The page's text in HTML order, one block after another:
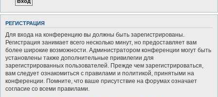
РЕГИСТРАЦИЯ
Для входа на конференцию вы должны быть зарегистрированы.
Регистрация занимает всего несколько минут, но предоставляет вам
более широкие возможности. Администратором конференции могут быть
установлены также дополнительные привилегии для
зарегистрированных пользователей. Прежде чем зарегистрироваться,
вам следует ознакомиться с правилами и политикой, принятыми на
конференции. Помните, что ваше присутствие на форумах означает
согласие со всеми правилами.